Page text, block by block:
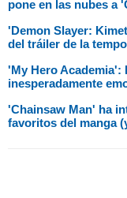
pone en las nubes a
'Demon Slayer:
del tráiler de la
'My Hero Academia':
inesperadamente
'Chainsaw Man' ha
favoritos del manga